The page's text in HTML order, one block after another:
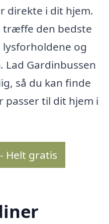
direkte i dit hjem.
træffe den bedste
og
Gardinbussen
så du kan finde
passer til dit hjem i
Helt gratis